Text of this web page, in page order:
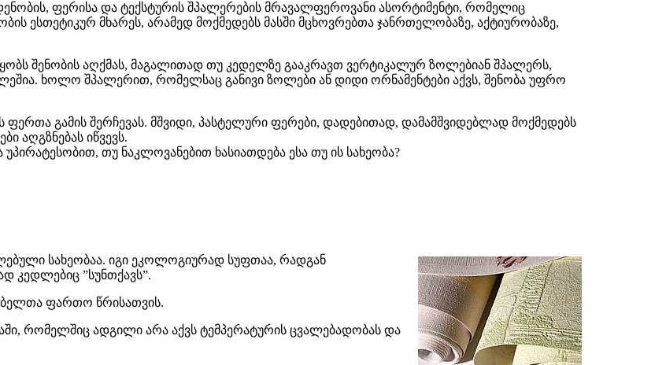
ფერისა და ტექსტურის შპალერების მრავალფეროვანი ასორტიმენტი, რომელიც
ესთეტიკურ მხარეს, არამედ მოქმედებს მასში მცხოვრებთა ჯანრთელობაზე, აქტიურობაზე,
შენობის აღქმას, მაგალითად თუ კედელზე გააკრავთ ვერტიკალურ ზოლებიან შპალერს,
ხოლო შპალერით, რომელსაც განივი ზოლები ან დიდი ორნამენტები აქვს, შენობა უფრო
ფერთა გამის შერჩევას. მშვიდი, პასტელური ფერები, დადებითად, დამამშვიდებლად მოქმედებს
აღგზნებას იწვევს.
თუ ნაკლოვანებით ხასიათდება ესა თუ ის სახეობა?
სახეობაა. იგი ეკოლოგიურად სუფთაა, რადგან
კედლებიც ”სუნთქავს”.
ფართო წრისათვის.
რომელშიც ადგილი არა აქვს ტემპერატურის ცვალებადობას და